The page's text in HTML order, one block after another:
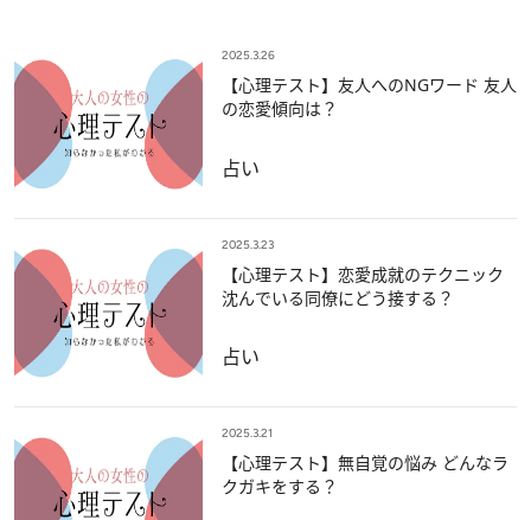
2025.3.26
【心理テスト】友人へのNGワード 友人
の恋愛傾向は？
占い
2025.3.23
【心理テスト】恋愛成就のテクニック
沈んでいる同僚にどう接する？
占い
2025.3.21
【心理テスト】無自覚の悩み どんなラ
クガキをする？